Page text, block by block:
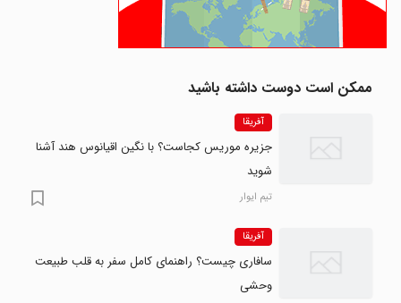
ممکن است دوست داشته باشید
آفریقا
جزیره موریس کجاست؟ با نگین اقیانوس هند آشنا
شوید
تیم ایوار
آفریقا
سافاری چیست؟ راهنمای کامل سفر به قلب طبیعت
وحشی